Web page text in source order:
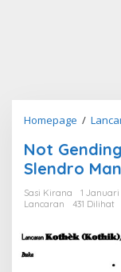
Homepage /
Not
Slendro
Sasi Kirana
1 Januari
Lancaran
431 Dilihat